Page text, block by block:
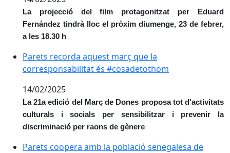
La projecció del film protagonitzat per Eduard
Fernández tindrà lloc el pròxim diumenge, 23 de febrer,
a les 18.30 h
Parets recorda aquest març que la
Parets recorda aquest març que la
corresponsabilitat és #cosadetothom
14/02/2025
La 21a edició del Març de Dones proposa tot d'activitats
culturals i socials per sensibilitzar i prevenir la
discriminació per raons de gènere
Parets coopera amb la població senegalesa de
Parets coopera amb la població senegalesa de